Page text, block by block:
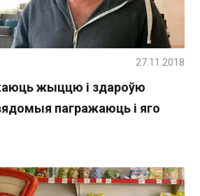
жыццю і здароўю
пагражаюць і яго
27.11.2018